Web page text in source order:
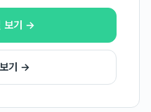
보기 →
기 →